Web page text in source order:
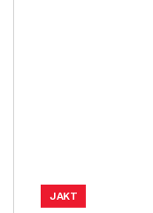
JAKT